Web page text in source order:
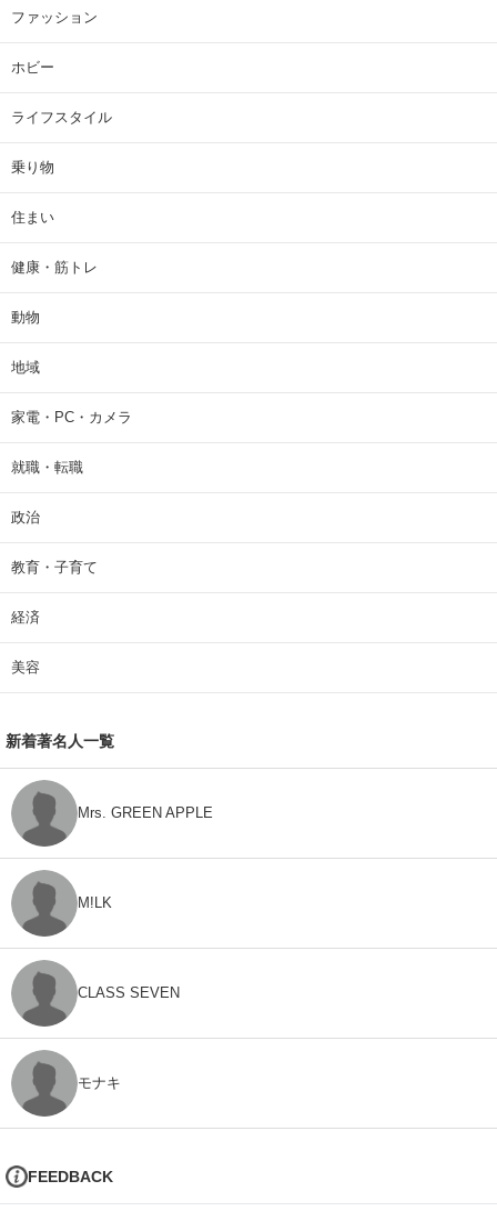
ファッション
ホビー
ライフスタイル
乗り物
住まい
健康・筋トレ
動物
地域
家電・PC・カメラ
就職・転職
政治
教育・子育て
経済
美容
新着著名人一覧
Mrs. GREEN APPLE
M!LK
CLASS SEVEN
モナキ
FEEDBACK